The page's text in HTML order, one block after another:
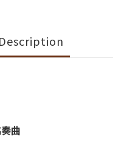
Description
曲